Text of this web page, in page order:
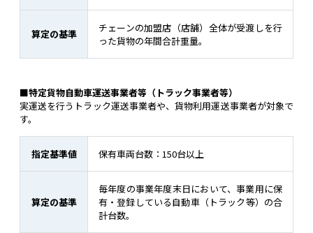
算定の基準
チェーンの加盟店（店舗）全体が受渡しを行
った貨物の年間合計重量。
■特定貨物自動車運送事業者等（トラック事業者等）
実運送を行うトラック運送事業者や、貨物利用運送事業者が対象で
す。
指定基準値 保有車両台数：150台以上
算定の基準
毎年度の事業年度末日において、事業用に保
有・登録している自動車（トラック等）の合
計台数。